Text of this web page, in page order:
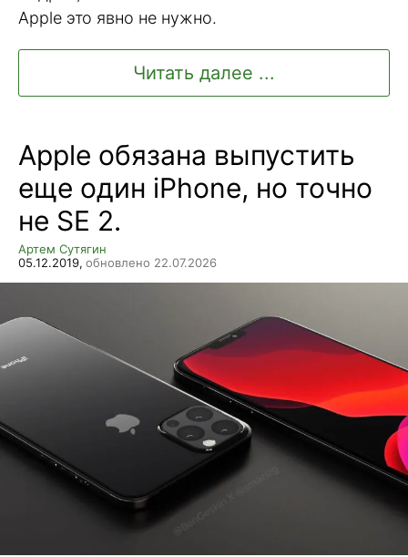
Apple это явно не нужно.
Читать далее ...
Apple обязана выпустить
еще один iPhone, но точно
не SE 2.
Артем Сутягин
05.12.2019, обновлено 22.07.2026